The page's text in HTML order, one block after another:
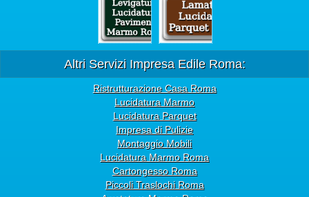
Altri Servizi Impresa Edile Roma:
Ristrutturazione Casa Roma
Lucidatura Marmo
Lucidatura Parquet
Impresa di Pulizie
Montaggio Mobili
Lucidatura Marmo Roma
Cartongesso Roma
Piccoli Traslochi Roma